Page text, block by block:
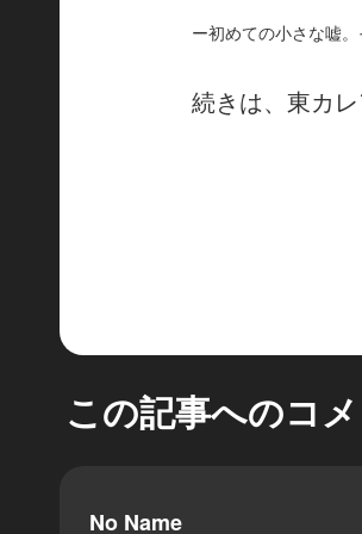
ー初めての小さな嘘
続きは、東カ
この記事へのコ
No Name